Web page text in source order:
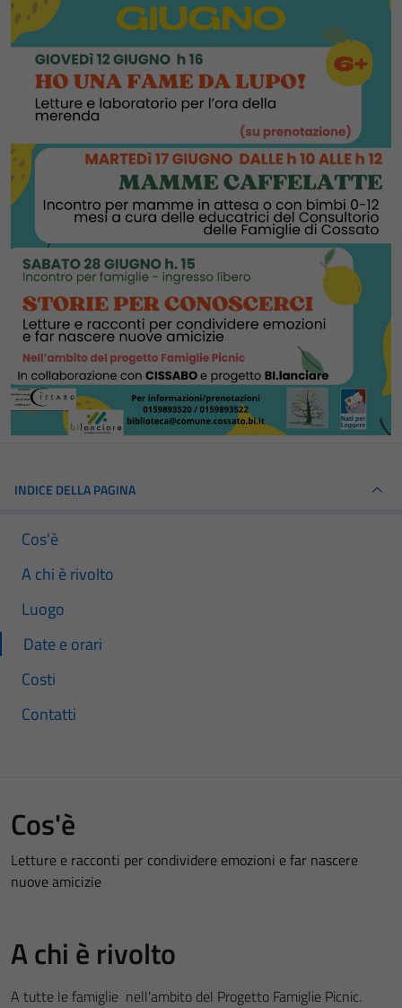
INDICE DELLA PAGINA
Cos'è
A chi è rivolto
Luogo
Date e orari
Costi
Contatti
Cos'è
Letture e racconti per condividere emozioni e far nascere
nuove amicizie
A chi è rivolto
A tutte le famiglie nell'ambito del Progetto Famiglie Picnic.